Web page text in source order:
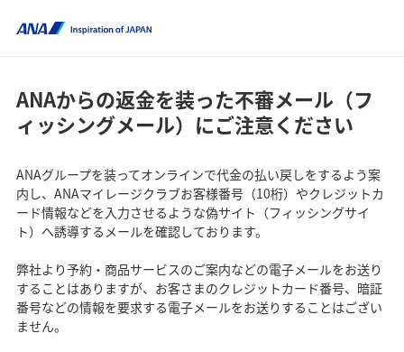
ANAからの返金を装った不審メール（フ
ィッシングメール）にご注意ください
ANAグループを装ってオンラインで代金の払い戻しをするよう案
内し、ANAマイレージクラブお客様番号（10桁）やクレジットカ
ード情報などを入力させるような偽サイト（フィッシングサイ
ト）へ誘導するメールを確認しております。
弊社より予約・商品サービスのご案内などの電子メールをお送り
することはありますが、お客さまのクレジットカード番号、暗証
番号などの情報を要求する電子メールをお送りすることはござい
ません。